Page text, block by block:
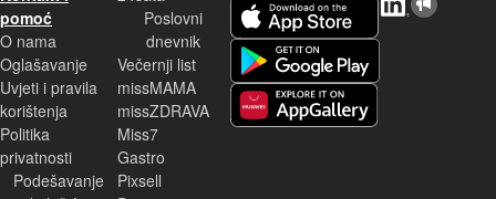
pomoć
O nama
Oglašavanje
Uvjeti i pravila
korištenja
Politika
privatnosti
Podešavanje
Poslovni
dnevnik
Večernji list
missMAMA
missZDRAVA
Miss7
Gastro
Pixsell